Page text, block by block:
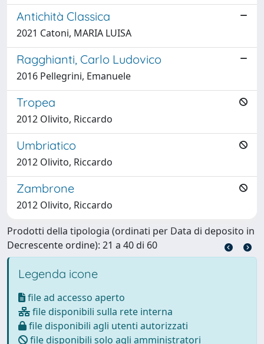
Antichità Classica
2021 Catoni, MARIA LUISA
Ragghianti, Carlo Ludovico
2016 Pellegrini, Emanuele
Tropea
2012 Olivito, Riccardo
Umbriatico
2012 Olivito, Riccardo
Zambrone
2012 Olivito, Riccardo
Prodotti della tipologia (ordinati per Data di deposito in
Decrescente ordine): 21 a 40 di 60
Legenda icone
file ad accesso aperto
file disponibili sulla rete interna
file disponibili agli utenti autorizzati
file disponibili solo agli amministratori